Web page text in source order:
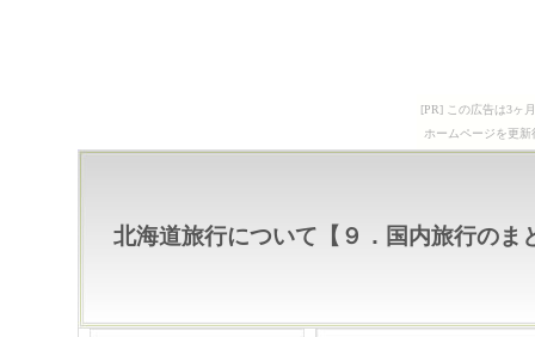
[PR] この広告は3ヶ
ホームページを更
北海道旅行について【９．国内旅行のま